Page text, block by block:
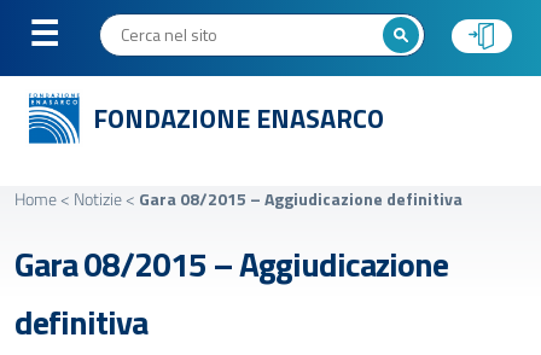
FONDAZIONE ENASARCO
Home< Notizie< Gara 08/2015 – Aggiudicazione definitiva
Gara 08/2015 – Aggiudicazione
definitiva